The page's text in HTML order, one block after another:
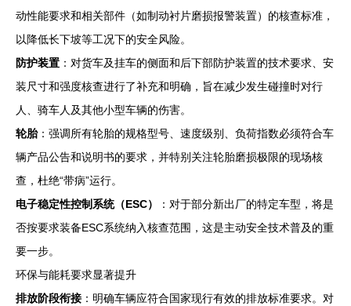
动性能要求和相关部件（如制动衬片磨损报警装置）的核查标准，
以降低长下坡等工况下的安全风险。
防护装置 ：对货车及挂车的侧面和后下部防护装置的技术要求、安
装尺寸和强度核查进行了补充和明确，旨在减少发生碰撞时对行
人、骑车人及其他小型车辆的伤害。
轮胎：强调所有轮胎的规格型号、速度级别、负荷指数必须符合车
辆产品公告和说明书的要求，并特别关注轮胎磨损极限的现场核
查，杜绝“带病”运行。
电子稳定性控制系统（ESC）
：对于部分新出厂的特定车型，将是
否按要求装备ESC系统纳入核查范围，这是主动安全技术普及的重
要一步。
环保与能耗要求显著提升
排放阶段衔接 ：明确车辆应符合国家现行有效的排放标准要求。对